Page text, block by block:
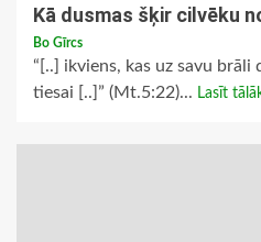
Kā dusmas šķir cilvēku
Bo Gīrcs
“[..] ikviens, kas uz savu brāli
tiesai [..]” (Mt.5:22)... Lasīt